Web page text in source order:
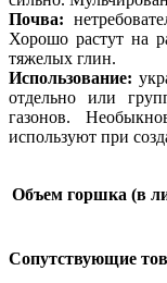
Почва:
Хорошо растут на
тяжелых глин.
Использование:
отдельно или
газонов.
используют при
Объем горшка (в
Сопутствующие